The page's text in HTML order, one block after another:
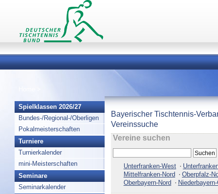
Spielklassen 2026/27
Bundes-/Regional-/Oberligen
Pokalmeisterschaften
Turniere
Turnierkalender
mini-Meisterschaften
Seminare
Seminarkalender
Bayerischer Tischtennis-
Vereinssuche
Vereine suchen
Unterfranken-West
Mittelfranken-Nord
Oberpfalz-
Oberbayern-Nord